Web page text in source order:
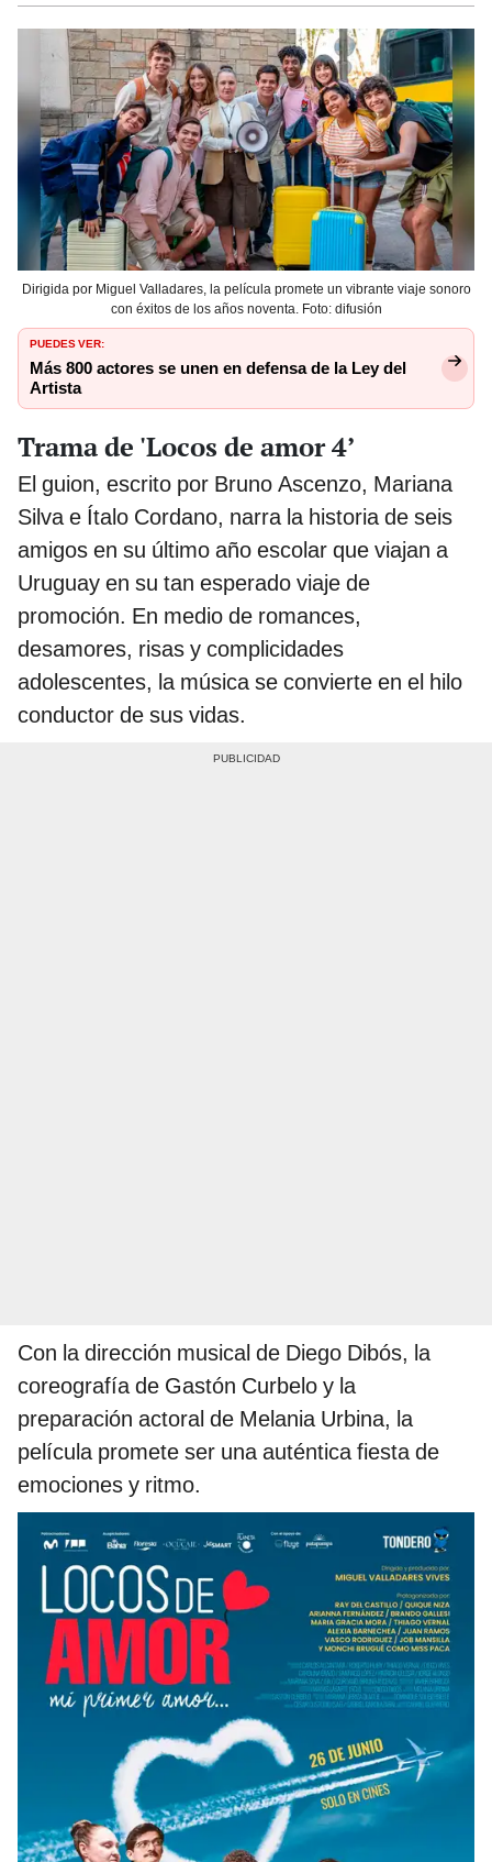
Dirigida por Miguel Valladares, la película promete un vibrante viaje sonoro
con éxitos de los años noventa. Foto: difusión
PUEDES VER:
Más 800 actores se unen en defensa de la Ley del
Artista
Trama de 'Locos de amor 4’
El guion, escrito por Bruno Ascenzo, Mariana
Silva e Ítalo Cordano, narra la historia de seis
amigos en su último año escolar que viajan a
Uruguay en su tan esperado viaje de
promoción. En medio de romances,
desamores, risas y complicidades
adolescentes, la música se convierte en el hilo
conductor de sus vidas.
Con la dirección musical de Diego Dibós, la
coreografía de Gastón Curbelo y la
preparación actoral de Melania Urbina, la
película promete ser una auténtica fiesta de
emociones y ritmo.